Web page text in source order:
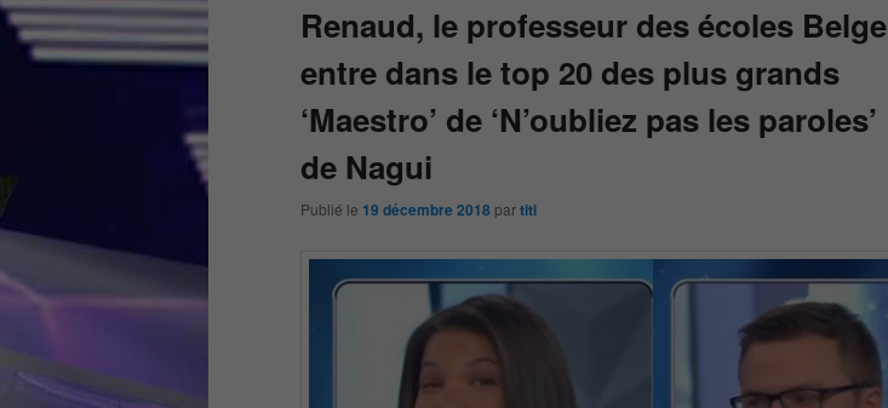
Renaud, le professeur des écoles Belge
entre dans le top 20 des plus grands
‘Maestro’ de ‘N’oubliez pas les paroles’
de Nagui
Publié le 19 décembre 2018 partiti